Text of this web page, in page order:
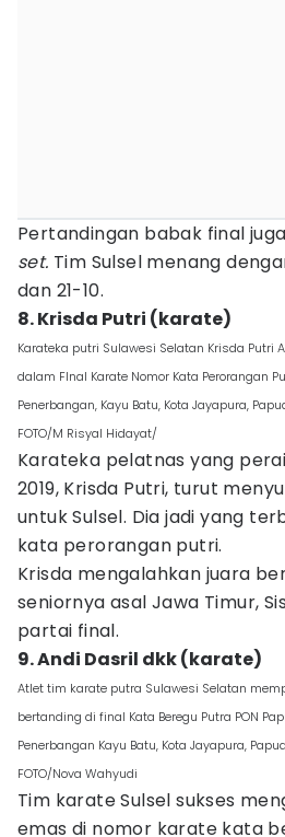
Pertandingan babak final
set. Tim Sulsel menang
dan 21-10.
8. Krisda Putri (karate)
Karateka putri Sulawesi Selatan Krisda Putri
dalam FInal Karate Nomor Kata Perorangan
Penerbangan, Kayu Batu, Kota Jayapura,
FOTO/M Risyal Hidayat/
Karateka pelatnas yang
2019, Krisda Putri, turut
untuk Sulsel. Dia jadi yang
kata perorangan putri.
Krisda mengalahkan juara
seniornya asal Jawa Timur,
partai final.
9. Andi Dasril dkk (karate)
Atlet tim karate putra Sulawesi Selatan
bertanding di final Kata Beregu Putra PON
Penerbangan Kayu Batu, Kota Jayapura,
FOTO/Nova Wahyudi
Tim karate Sulsel sukses
emas di nomor karate kata